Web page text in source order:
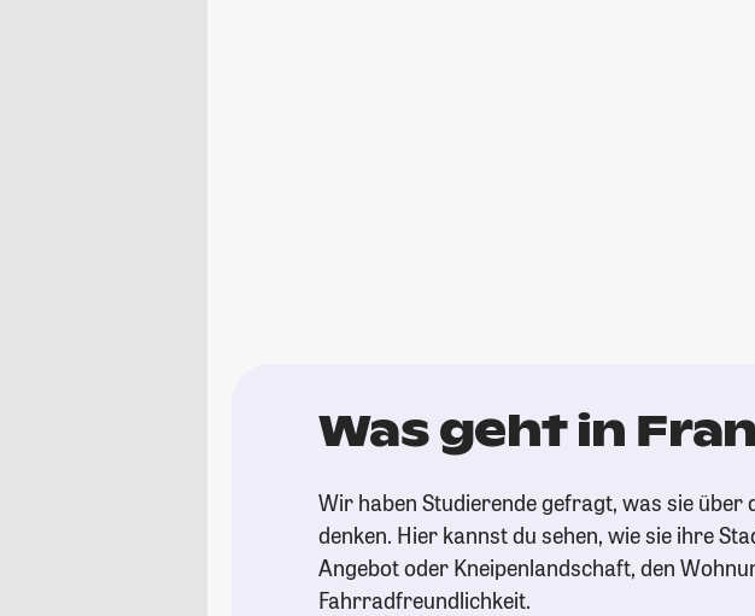
Was geht in
Wir haben Studierende gefragt, was sie über
denken. Hier kannst du sehen, wie sie ihre
Angebot oder Kneipenlandschaft, den
Fahrradfreundlichkeit.